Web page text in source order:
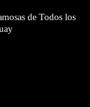
de Todos los